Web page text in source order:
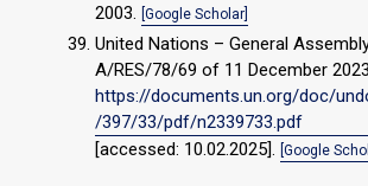
2003. [Google Scholar]
United Nations – General
A/RES/78/69 of 11 December
https://documents.un.org/doc/
/397/33/pdf/n2339733.pdf
[accessed: 10.02.2025]. [Google